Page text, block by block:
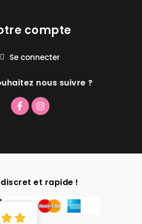
compte
Se connecter
nous suivre ?
discret et rapide !